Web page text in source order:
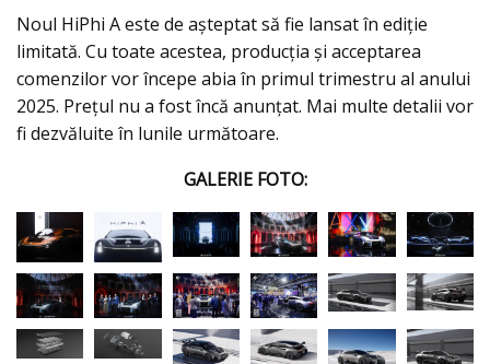
Noul HiPhi A este de așteptat să fie lansat în ediție
limitată. Cu toate acestea, producția și acceptarea
comenzilor vor începe abia în primul trimestru al anului
2025. Prețul nu a fost încă anunțat. Mai multe detalii vor
fi dezvăluite în lunile următoare.
GALERIE FOTO: